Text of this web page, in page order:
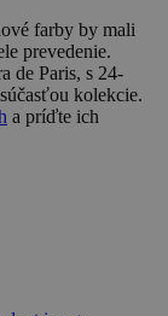
farby by mali
prevedenie.
de Paris, s 24-
kolekcie.
a príďte ich